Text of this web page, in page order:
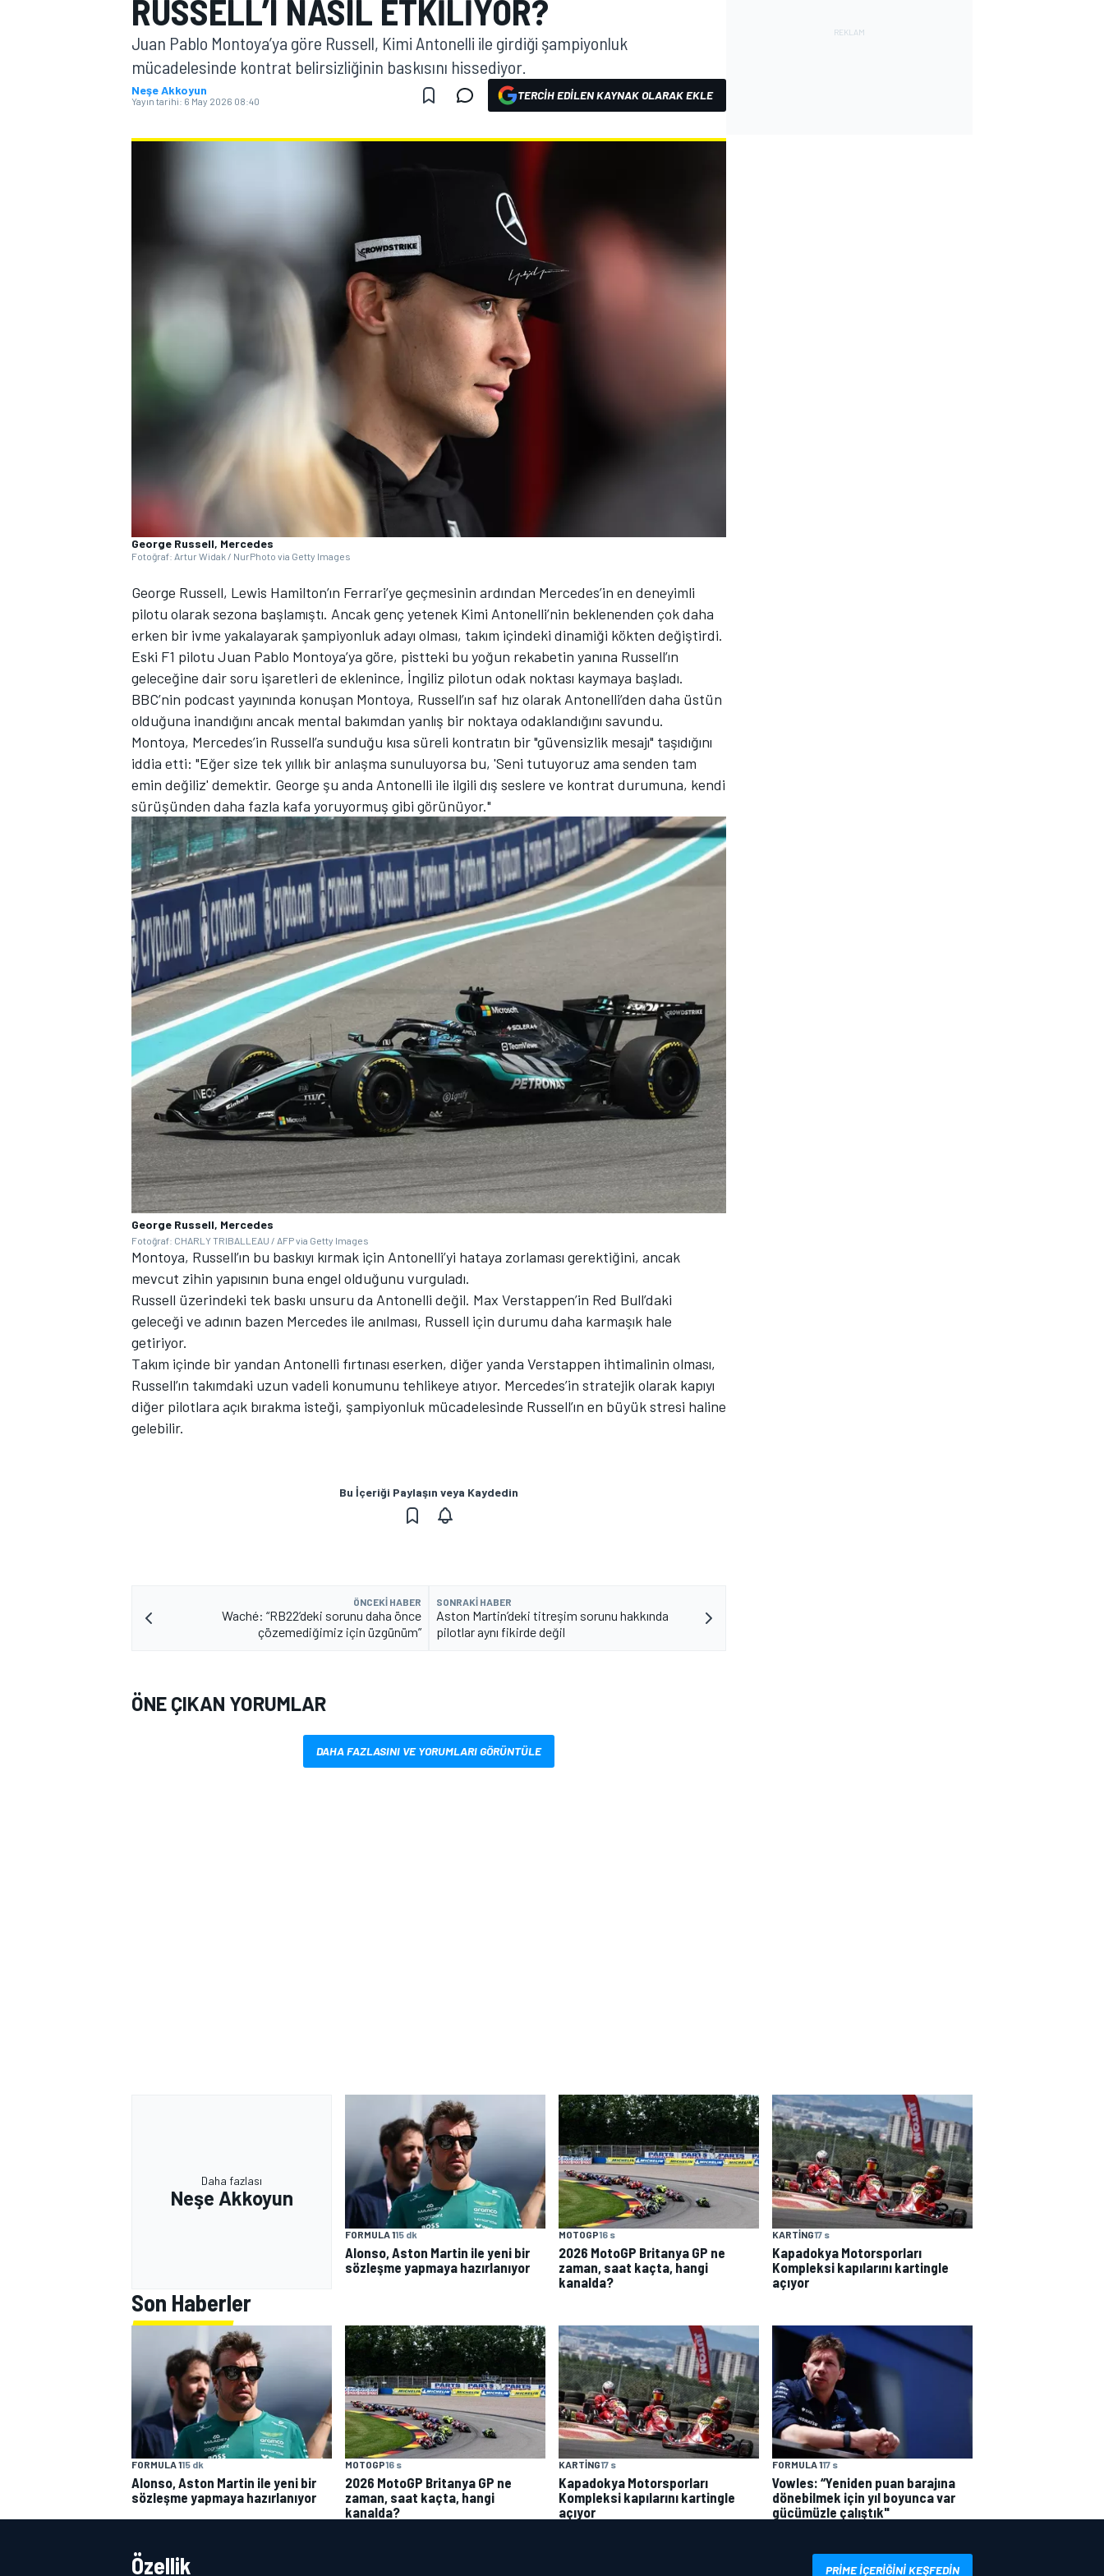
MOTOGP
WORLD SUPERBIKE
TÜRK SPORCULAR
RUSSELL’I NASIL ETKILIYOR?
Juan Pablo Montoya’ya göre Russell, Kimi Antonelli ile girdiği şampiyonluk
mücadelesinde kontrat belirsizliğinin baskısını hissediyor.
Neşe Akkoyun
Yayın tarihi: 6 May 2026 08:40 TERCIH EDILEN KAYNAK OLARAK EKLE
George Russell, Mercedes
Fotoğraf: Artur Widak / NurPhoto via Getty Images
George Russell, Lewis Hamilton’ın Ferrari’ye geçmesinin ardından Mercedes’in en deneyimli
pilotu olarak sezona başlamıştı. Ancak genç yetenek Kimi Antonelli’nin beklenenden çok daha
erken bir ivme yakalayarak şampiyonluk adayı olması, takım içindeki dinamiği kökten değiştirdi.
Eski F1 pilotu Juan Pablo Montoya’ya göre, pistteki bu yoğun rekabetin yanına Russell’ın
geleceğine dair soru işaretleri de eklenince, İngiliz pilotun odak noktası kaymaya başladı.
BBC’nin podcast yayınında konuşan Montoya, Russell’ın saf hız olarak Antonelli’den daha üstün
olduğuna inandığını ancak mental bakımdan yanlış bir noktaya odaklandığını savundu.
Montoya, Mercedes’in Russell’a sunduğu kısa süreli kontratın bir "güvensizlik mesajı" taşıdığını
iddia etti: "Eğer size tek yıllık bir anlaşma sunuluyorsa bu, 'Seni tutuyoruz ama senden tam
emin değiliz' demektir. George şu anda Antonelli ile ilgili dış seslere ve kontrat durumuna, kendi
sürüşünden daha fazla kafa yoruyormuş gibi görünüyor."
George Russell, Mercedes
Fotoğraf: CHARLY TRIBALLEAU / AFP via Getty Images
Montoya, Russell’ın bu baskıyı kırmak için Antonelli’yi hataya zorlaması gerektiğini, ancak
mevcut zihin yapısının buna engel olduğunu vurguladı.
Russell üzerindeki tek baskı unsuru da Antonelli değil. Max Verstappen’in Red Bull’daki
geleceği ve adının bazen Mercedes ile anılması, Russell için durumu daha karmaşık hale
getiriyor.
Takım içinde bir yandan Antonelli fırtınası eserken, diğer yanda Verstappen ihtimalinin olması,
Russell’ın takımdaki uzun vadeli konumunu tehlikeye atıyor. Mercedes’in stratejik olarak kapıyı
diğer pilotlara açık bırakma isteği, şampiyonluk mücadelesinde Russell’ın en büyük stresi haline
gelebilir.
Bu İçeriği Paylaşın veya Kaydedin
ÖNCEKI HABER
Waché: “RB22’deki sorunu daha önce
çözemediğimiz için üzgünüm”
SONRAKI HABER
Aston Martin’deki titreşim sorunu hakkında
pilotlar aynı fikirde değil
ÖNE ÇIKAN YORUMLAR
DAHA FAZLASINI VE YORUMLARI GÖRÜNTÜLE
Daha fazlası
Neşe Akkoyun
FORMULA 115 dk
Alonso, Aston Martin ile yeni bir
sözleşme yapmaya hazırlanıyor
MOTOGP16 s
2026 MotoGP Britanya GP ne
zaman, saat kaçta, hangi
kanalda?
KARTING17 s
Kapadokya Motorsporları
Kompleksi kapılarını kartingle
açıyor
Son Haberler
FORMULA 115 dk
Alonso, Aston Martin ile yeni bir
sözleşme yapmaya hazırlanıyor
MOTOGP16 s
2026 MotoGP Britanya GP ne
zaman, saat kaçta, hangi
kanalda?
KARTING17 s
Kapadokya Motorsporları
Kompleksi kapılarını kartingle
açıyor
FORMULA 117 s
Vowles: “Yeniden puan barajına
dönebilmek için yıl boyunca var
gücümüzle çalıştık"
Özellik PRIME IÇERIĞINI KEŞFEDIN